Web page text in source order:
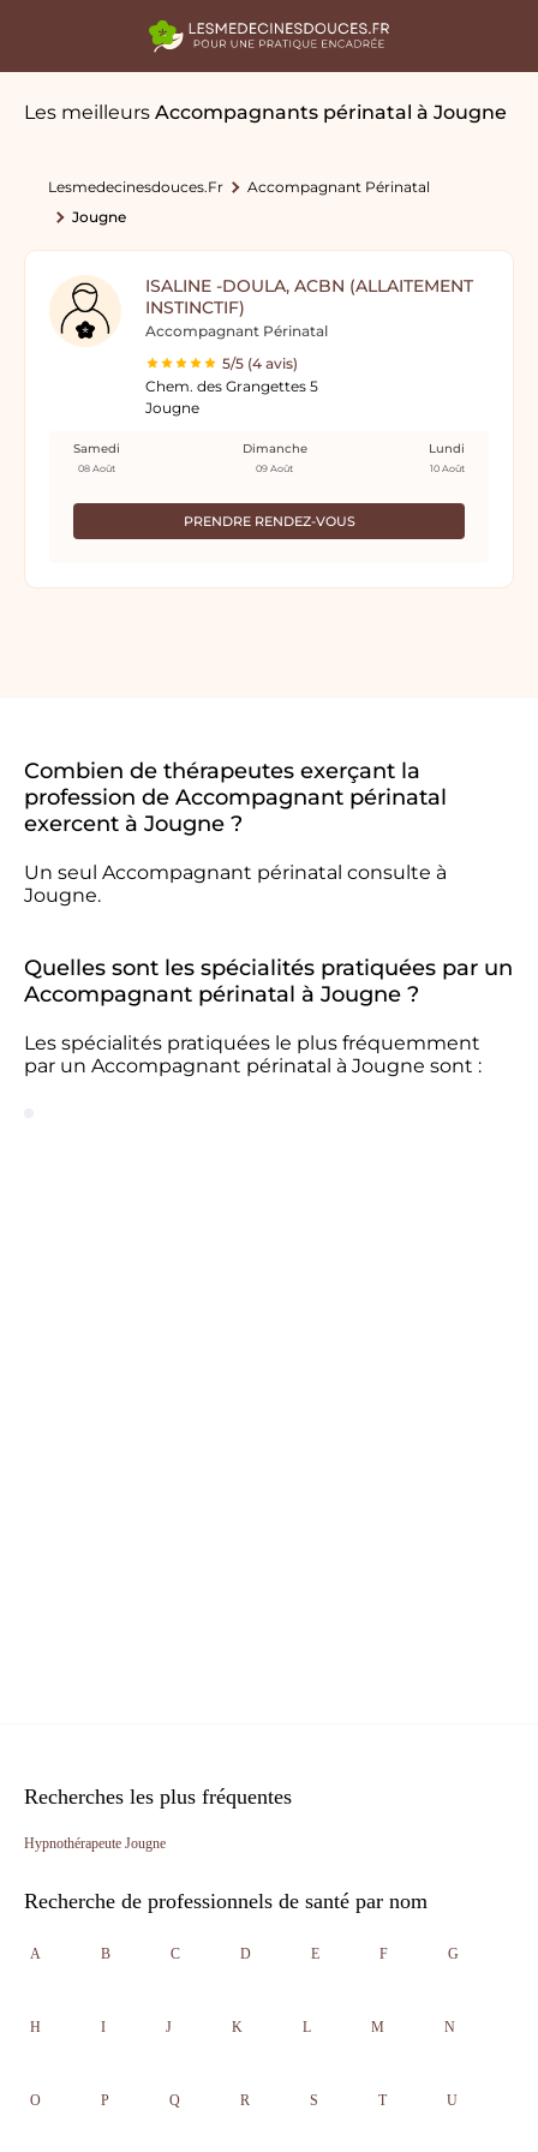
Les meilleurs Accompagnants périnatal à Jougne
Lesmedecinesdouces.fr
Accompagnant Périnatal
Jougne
ISALINE -DOULA, ACBN (ALLAITEMENT
INSTINCTIF)
Accompagnant Périnatal
5/5 (4 avis)
Chem. des Grangettes 5
Jougne
PRENDRE RENDEZ-VOUS
Samedi
08 Août
Dimanche
09 Août
Lundi
10 Août
Combien de thérapeutes exerçant la
profession de Accompagnant périnatal
exercent à Jougne ?
Un seul Accompagnant périnatal consulte à
Jougne.
Quelles sont les spécialités pratiquées par un
Accompagnant périnatal à Jougne ?
Les spécialités pratiquées le plus fréquemment
par un Accompagnant périnatal à Jougne sont :
Recherches les plus fréquentes
Hypnothérapeute Jougne
Recherche de professionnels de santé par nom
A B C D E F G
H I J K L M N
O P Q R S T U